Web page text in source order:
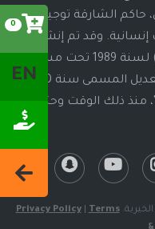
0
EN
الشارقة توجيهاته
وقد تم إنشاء
ذلك الصرح بالمرسوم الأميري رقم (1) لسنة 1989 تحت مسمى
"جمعية الأعمال الخيرية" قبل أن يتم تعديل المسمى سنة 2000م،
منذ ذلك الوقت وحتى الآن
Privacy Policy|Terms